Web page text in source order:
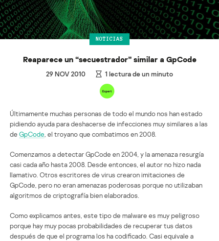
NOTICIAS
Reaparece un “secuestrador” similar a GpCode
29 NOV 2010 1 lectura de un minuto
Últimamente muchas personas de todo el mundo nos han estado
pidiendo ayuda para deshacerse de infecciones muy similares a las
de GpCode , el troyano que combatimos en 2008.
Comenzamos a detectar GpCode en 2004, y la amenaza resurgía
casi cada año hasta 2008. Desde entonces, el autor no hizo nada
llamativo. Otros escritores de virus crearon imitaciones de
GpCode, pero no eran amenazas poderosas porque no utilizaban
algoritmos de criptografía bien elaborados.
Como explicamos antes, este tipo de malware es muy peligroso
porque hay muy pocas probabilidades de recuperar tus datos
después de que el programa los ha codificado. Casi equivale a